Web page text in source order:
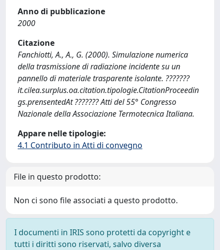
Anno di pubblicazione
2000
Citazione
Fanchiotti, A., A., G. (2000). Simulazione numerica
della trasmissione di radiazione incidente su un
pannello di materiale trasparente isolante. ???????
it.cilea.surplus.oa.citation.tipologie.CitationProceedin
gs.prensentedAt ??????? Atti del 55° Congresso
Nazionale della Associazione Termotecnica Italiana.
Appare nelle tipologie:
4.1 Contributo in Atti di convegno
File in questo prodotto:
Non ci sono file associati a questo prodotto.
I documenti in IRIS sono protetti da copyright e
tutti i diritti sono riservati, salvo diversa